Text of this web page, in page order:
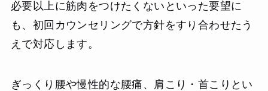
必要以上に筋肉をつけたくないといった要望に
も、初回カウンセリングで方針をすり合わせたう
えで対応します。
ぎっくり腰や慢性的な腰痛、肩こり・首こりとい